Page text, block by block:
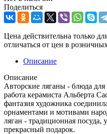
Поделиться
Цена действительна только
отличаться от цен в
Описание
Описание
Авторские ляганы - блюда
работа керамиста Альберта
фантазия художника
орнаментами и мотивами
ляган - традиционная посуда,
прекрасный подарок.